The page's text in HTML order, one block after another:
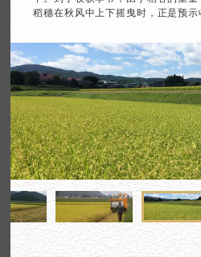
稻穗在秋风中上下摇曳时，正是预示